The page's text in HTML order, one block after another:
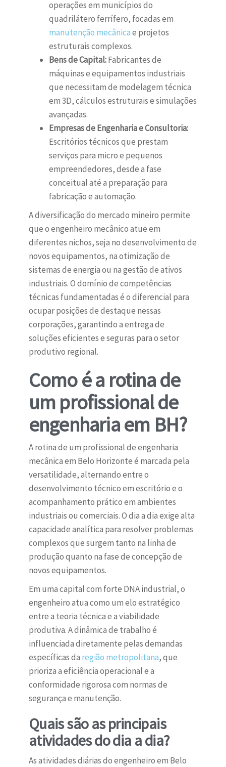
operações em municípios do
quadrilátero ferrífero, focadas em
manutenção mecânicae projetos
estruturais complexos.
Bens de Capital:Fabricantes de
máquinas e equipamentos industriais
que necessitam de modelagem técnica
em 3D, cálculos estruturais e simulações
avançadas.
Empresas de Engenharia e Consultoria:
Escritórios técnicos que prestam
serviços para micro e pequenos
empreendedores, desde a fase
conceitual até a preparação para
fabricação e automação.
A diversificação do mercado mineiro permite
que o engenheiro mecânico atue em
diferentes nichos, seja no desenvolvimento de
novos equipamentos, na otimização de
sistemas de energia ou na gestão de ativos
industriais. O domínio de competências
técnicas fundamentadas é o diferencial para
ocupar posições de destaque nessas
corporações, garantindo a entrega de
soluções eficientes e seguras para o setor
produtivo regional.
Como é a rotina de
um profissional de
engenharia em BH?
A rotina de um profissional de engenharia
mecânica em Belo Horizonte é marcada pela
versatilidade, alternando entre o
desenvolvimento técnico em escritório e o
acompanhamento prático em ambientes
industriais ou comerciais. O dia a dia exige alta
capacidade analítica para resolver problemas
complexos que surgem tanto na linha de
produção quanto na fase de concepção de
novos equipamentos.
Em uma capital com forte DNA industrial, o
engenheiro atua como um elo estratégico
entre a teoria técnica e a viabilidade
produtiva. A dinâmica de trabalho é
influenciada diretamente pelas demandas
específicas da região metropolitana, que
prioriza a eficiência operacional e a
conformidade rigorosa com normas de
segurança e manutenção.
Quais são as principais
atividades do dia a dia?
As atividades diárias do engenheiro em Belo